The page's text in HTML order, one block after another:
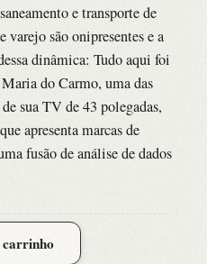
e transporte de
varejo são onipresentes e a
dinâmica: Tudo aqui foi
do Carmo, uma das
sua TV de 43 polegadas,
apresenta marcas de
fusão de análise de dados